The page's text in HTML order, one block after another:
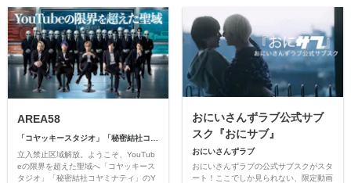
AREA58
立入禁止区域解放。ようこそ、YouTub
eの限界を超えた聖域へ「コヤッキース
タジオ」「秘密結社コヤミナティ」のY
おにいさんずラブ公式サブ
スク『おにサブ』
おにいさんずラブ
おにいさんずラブの公式サブスクがスタ
ート！ここでしか見られない、限定動画